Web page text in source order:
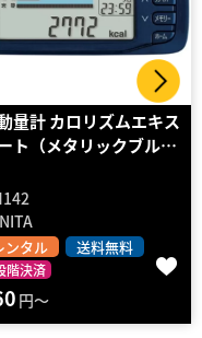
量計 カロリズムスリム
ラック）AM122
ンタル 送料無料
階決済
円～